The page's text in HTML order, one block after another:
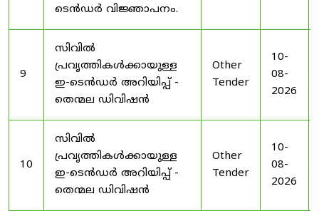
ടെൻഡർ വിജ്ഞാപനം.
9
സിവിൽ
പ്രവൃത്തികൾക്കായുള്ള
ഇ-ടെൻഡർ അറിയിപ്പ് -
തെന്മല ഡിവിഷൻ
Other
Tender
10-
08-
2026
10
സിവിൽ
പ്രവൃത്തികൾക്കായുള്ള
ഇ-ടെൻഡർ അറിയിപ്പ് -
തെന്മല ഡിവിഷൻ
Other
Tender
10-
08-
2026